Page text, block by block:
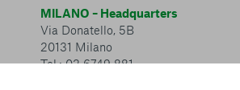
MILANO – Headquarters
Via Donatello, 5B
20131 Milano
Tel.: 02 6749 881